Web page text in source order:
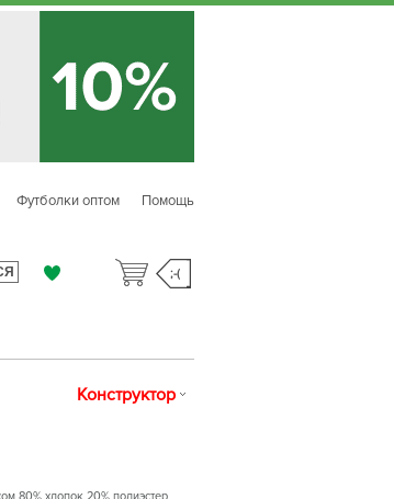
Помощь
Футболки оптом
;-(
Конструктор